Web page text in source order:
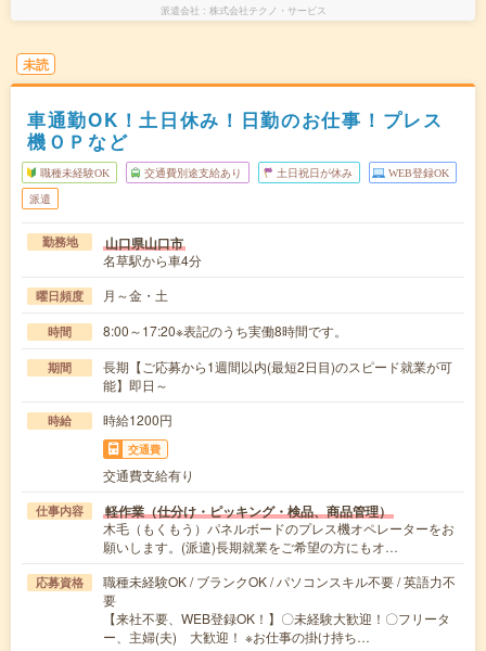
派遣会社 株式会社テクノ・サービス
未読
車通勤OK！土日休み！日勤のお仕事！プレス
機ＯＰなど
職種未経験OK 交通費別途支給あり 土日祝日が休み WEB登録OK
派遣
勤務地 山口県山口市
名草駅から車4分
曜日頻度 月～金・土
時間 8:00～17:20※表記のうち実働8時間です。
期間
長期【ご応募から1週間以内(最短2日目)のスピード就業が可
能】即日～
時給 時給1200円
交通費
交通費支給有り
仕事内容 軽作業（仕分け・ピッキング・検品、商品管理）
木毛（もくもう）パネルボードのプレス機オペレーターをお
願いします。(派遣)長期就業をご希望の方にもオ…
応募資格
職種未経験OK / ブランクOK / パソコンスキル不要 / 英語力不
要
【来社不要、WEB登録OK！】〇未経験大歓迎！〇フリータ
ー、主婦(夫) 大歓迎！ ※お仕事の掛け持ち…